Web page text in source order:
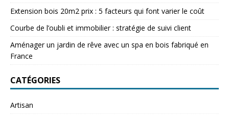
Extension bois 20m2 prix : 5 facteurs qui font varier le coût
Courbe de l’oubli et immobilier : stratégie de suivi client
Aménager un jardin de rêve avec un spa en bois fabriqué en
France
CATÉGORIES
Artisan